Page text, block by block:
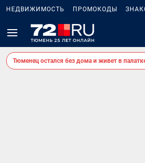
НЕДВИЖИМОСТЬ ПРОМОКОДЫ
Тюменец остался без дома и живет в